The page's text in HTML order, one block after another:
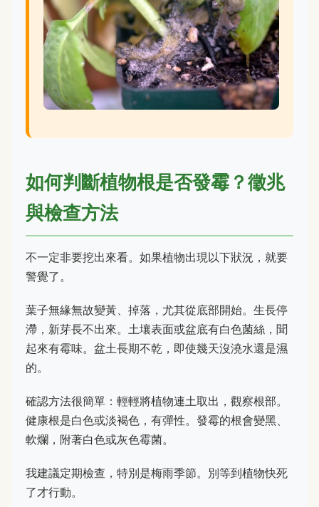
如何判斷植物根是否發霉？徵兆
與檢查方法
不一定非要挖出來看。如果植物出現以下狀況，就要
警覺了。
葉子無緣無故變黃、掉落，尤其從底部開始。生長停
滯，新芽長不出來。土壤表面或盆底有白色菌絲，聞
起來有霉味。盆土長期不乾，即使幾天沒澆水還是濕
的。
確認方法很簡單：輕輕將植物連土取出，觀察根部。
健康根是白色或淡褐色，有彈性。發霉的根會變黑、
軟爛，附著白色或灰色霉菌。
我建議定期檢查，特別是梅雨季節。別等到植物快死
了才行動。